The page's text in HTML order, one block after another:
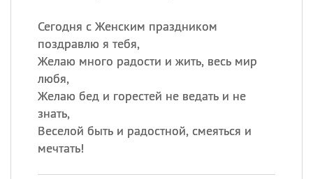
Сегодня с Женским праздником
поздравлю я тебя,
Желаю много радости и жить, весь мир
любя,
Желаю бед и горестей не ведать и не
знать,
Веселой быть и радостной, смеяться и
мечтать!